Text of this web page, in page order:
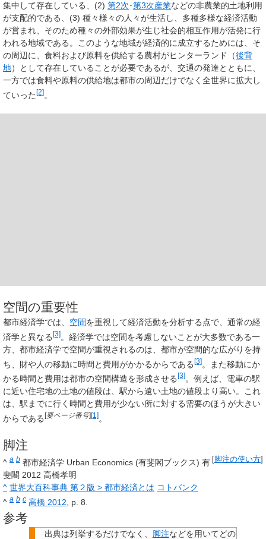
集中して存在している、(2) 第2次･第3次産業などの非農業的土地利用
が支配的である、(3) 種々様々の人々が生活し、多種多様な経済活動
が営まれ、そのため種々の外部効果が生じ社会的相互作用が活発に行
われる地域である。このような地域が経済的に成立するためには、そ
の周辺に、食料および原料を供給する農村がヒンターランド（後背
地）として存在していることが必要であるが、交通の発達とともに、
一方では食料や原料の供給地は都市の周辺だけでなく全世界に拡大し
ていった [2] 。
空間の重要性
都市経済学では、 空間を重視して経済活動を分析する点で、通常の経
済学と異なる [3] 。経済学では空間を考慮しないことが大多数である一
方、都市経済学で空間が重視されるのは、都市が空間的な広がりを持
ち、財や人の移動に時間と費用がかかるからである[3]。また移動にか
かる時間と費用は都市の空間構造を形成させる [3] 。例えば、電車の駅
に近い住宅地の土地の値段は、駅から遠い土地の値段より高い。これ
は、駅までに行く時間と費用が少ない所に対する需要のほうが大きい
からである [要ページ番号][1] 。
脚注
脚注の使い方
^ a b 都市経済学 Urban Economics (有斐閣ブックス) 有
斐閣 2012 高橋孝明
^ 世界大百科事典 第２版 > 都市経済とは コトバンク
^ a b c 高橋 2012 , p. 8.
参考
出典は列挙するだけでなく、 脚注などを用いてどの